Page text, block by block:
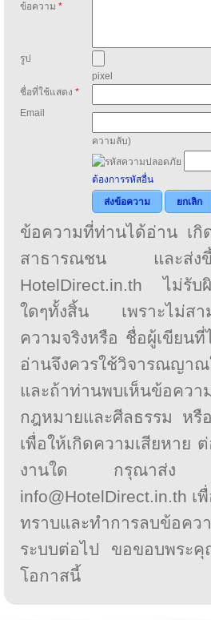
ข้อความ *
รูป
pixel
ชื่อที่ใช้แสดง *
Email
ความลับ)
ต้องการรหัสอื่น
ส่งข้อความ
ยกเลิก
ข้อความที่ท่านได้อ่าน เกิ
สาธารณชน และส่งขึ้
HotelDirect.in.th ไม่รับ
ใดๆทั้งสิ้น เพราะไม่สาม
ความจริงหรือ ชื่อผู้เขียนที่
อ่านจึงควรใช้วิจารณญาณ
และถ้าท่านพบเห็นข้อควา
กฎหมายและศีลธรรม หรื
เพื่อให้เกิดความเสียหาย
งานใด กรุณาส่
info@HotelDirect.in.th เ
ทราบและทำการลบข้อ
ระบบต่อไป ขอขอบพร
โอกาสนี้